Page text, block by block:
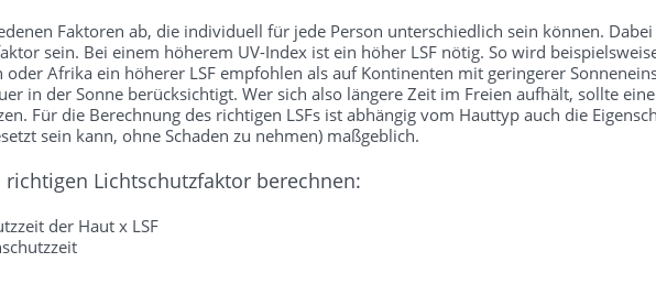
Faktoren ab, die individuell für jede Person unterschiedlich sein können.
sein. Bei einem höherem UV-Index ist ein höher LSF nötig. So wird
Afrika ein höherer LSF empfohlen als auf Kontinenten mit geringerer
in der Sonne berücksichtigt. Wer sich also längere Zeit im Freien aufhält, sollte
Für die Berechnung des richtigen LSFs ist abhängig vom Hauttyp auch die
sein kann, ohne Schaden zu nehmen) maßgeblich.
Lichtschutzfaktor berechnen:
der Haut x LSF